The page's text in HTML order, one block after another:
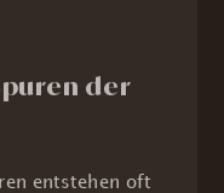
der
entstehen oft